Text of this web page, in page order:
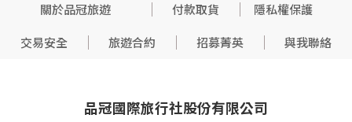
關於品冠旅遊 付款取貨
隱私權保護
交易安全
旅遊合約 招募菁英 與我聯絡
品冠國際旅行社股份有限公司